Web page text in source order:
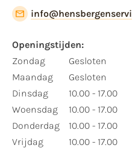
Openingstijden:​
​Zondag
Maandag
Dinsdag
Woensdag
Donderdag
Vrijdag
Gesloten
Gesloten
10.00 - 17.00
10.00 - 17.00
10.00 - 17.00
10.00 - 17.00